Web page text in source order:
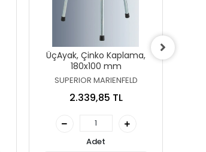
ÜçAyak, Çinko Kaplama,
180x100 mm
SUPERIOR MARIENFELD
2.339,85 TL
Adet